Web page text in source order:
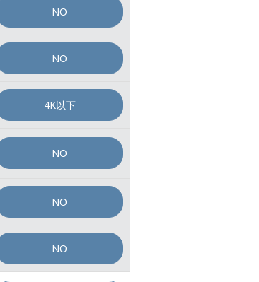
NO
NO
4K以下
NO
NO
NO